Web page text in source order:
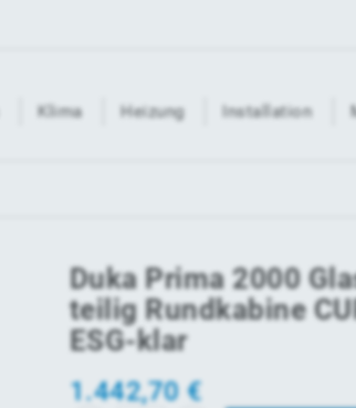
Klima Heizung Installation
Duka Prima 2000
teilig Rundkabine
ESG-klar
1.442,70€